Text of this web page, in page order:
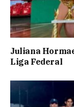
Juliana
Liga Federal